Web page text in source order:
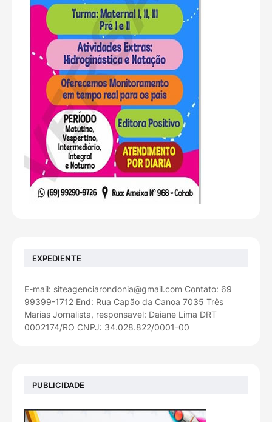
EXPEDIENTE
E-mail: siteagenciarondonia@gmail.com Contato: 69
99399-1712 End: Rua Capão da Canoa 7035 Três
Marias Jornalista, responsavel: Daiane Lima DRT
0002174/RO CNPJ: 34.028.822/0001-00
PUBLICIDADE